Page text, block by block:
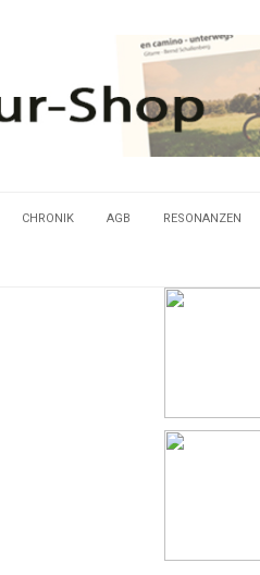
CHRONIK AGB RESONANZEN